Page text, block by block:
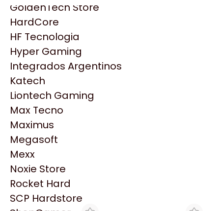
HP
HyperX
INNO3D
Intel
Kingston
Lenovo
Logitech
MSI
NVIDIA GeForce
NZXT
PNY
Palit
Philips
PowerColor
GoldenTech Store
HardCore
HF Tecnologia
Hyper Gaming
Integrados Argentinos
Katech
Liontech Gaming
Max Tecno
Maximus
Megasoft
Mexx
Noxie Store
Rocket Hard
SCP Hardstore
Productos
Similares
Explorá más productos similares